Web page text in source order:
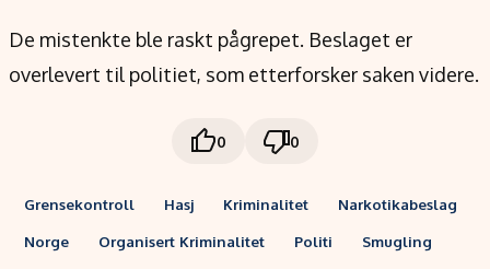
De mistenkte ble raskt pågrepet. Beslaget er
overlevert til politiet, som etterforsker saken videre.
0 0
Grensekontroll Hasj Kriminalitet
Narkotikabeslag
Norge
Organisert Kriminalitet Politi
Smugling